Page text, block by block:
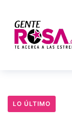
LO ÚLTIMO